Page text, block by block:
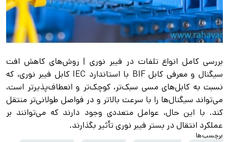
بررسی کامل انواع تلفات در فیبر نوری | روش‌های کاهش افت
سیگنال و معرفی کابل BIF با استاندارد IEC کابل فیبر نوری، که
نسبت به کابل‌های مسی سبک‌تر، کوچک‌تر و انعطاف‌پذیرتر است،
می‌تواند سیگنال‌ها را با سرعت بالاتر و در فواصل طولانی‌تر منتقل
کند. با این حال، عوامل متعددی وجود دارند که می‌توانند بر
عملکرد انتقال در بستر فیبر نوری تأثیر بگذارند.
برچسب‌ها